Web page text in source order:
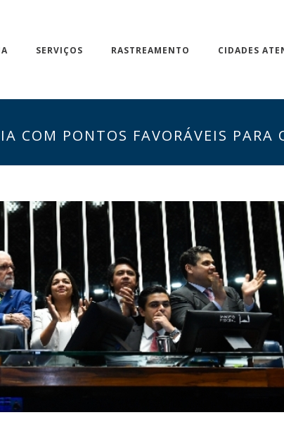
SERVIÇOS RASTREAMENTO CIDADES
COM PONTOS FAVORÁVEIS PARA